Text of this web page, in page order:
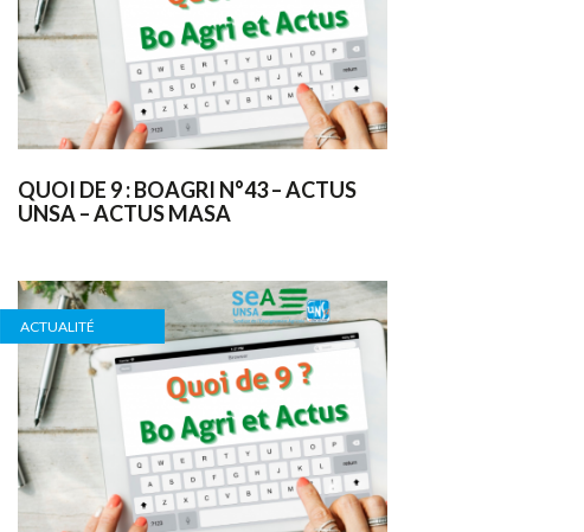
QUOI DE 9 : BOAGRI N°43 – ACTUS
UNSA – ACTUS MASA
ACTUALITÉ